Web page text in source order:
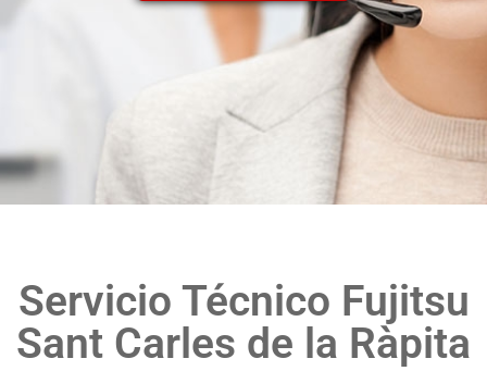
Servicio Técnico Fujitsu
Sant Carles de la Ràpita